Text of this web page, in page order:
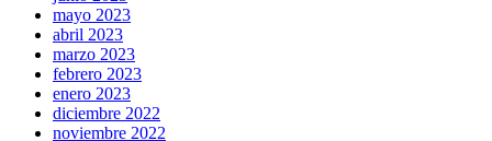
mayo 2023
abril 2023
marzo 2023
febrero 2023
enero 2023
diciembre 2022
noviembre 2022